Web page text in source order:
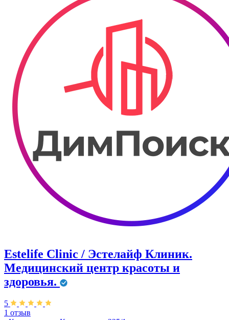
Estelife Clinic / Эстелайф Клиник.
Медицинский центр красоты и
здоровья.
5
1 отзыв